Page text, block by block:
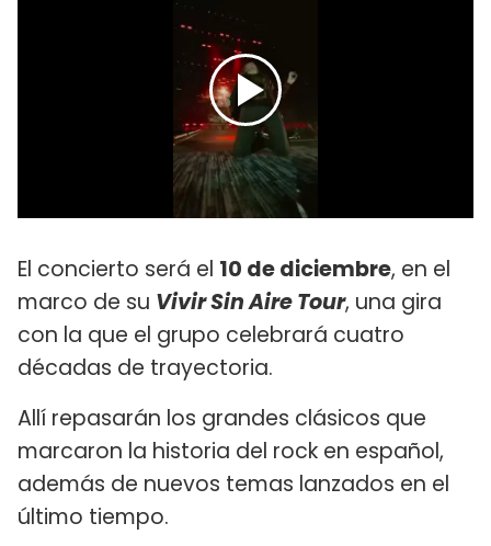
El concierto será el 10 de diciembre, en el
marco de su Vivir Sin Aire Tour, una gira
con la que el grupo celebrará cuatro
décadas de trayectoria.
Allí repasarán los grandes clásicos que
marcaron la historia del rock en español,
además de nuevos temas lanzados en el
último tiempo.